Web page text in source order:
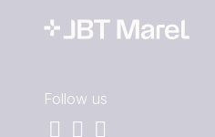
Follow us